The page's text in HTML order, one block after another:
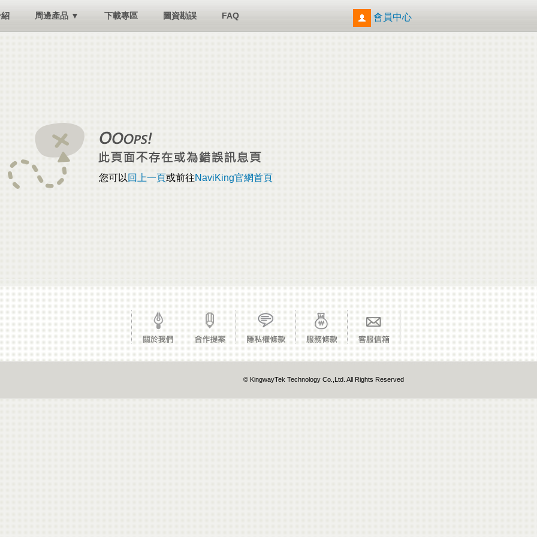
周邊產品 ▼ 下載專區 圖資勘誤 FAQ 會員中心
您可以 回上一頁或前往NaviKing官網首頁
© KingwayTek Technology Co.,Ltd. All Rights Reserved